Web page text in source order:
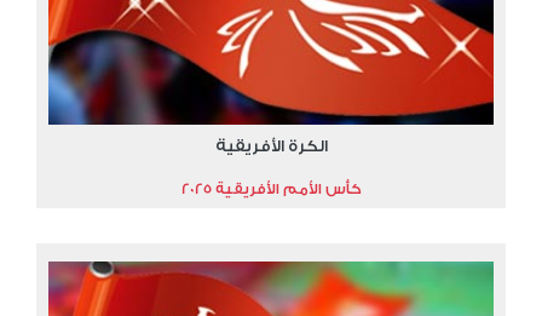
الكرة الأفريقية
كأس الأمم الأفريقية 2025